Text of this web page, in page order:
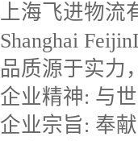
上海飞进物流
Shanghai
品质源于实力
企业精神: 与
企业宗旨: 奉